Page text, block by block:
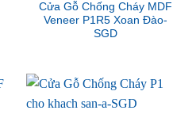
Cửa Gỗ Chống Cháy MDF
Veneer P1R5 Xoan Đào-
SGD